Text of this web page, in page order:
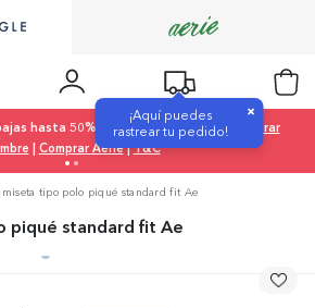
¡Aquí puedes
rastrear tu pedido!
×
hasta 50% OFF |Comprar Mujer|
Comprar
| Comprar Aerie|T&C
tipo polo piqué standard fit Ae
piqué standard fit Ae